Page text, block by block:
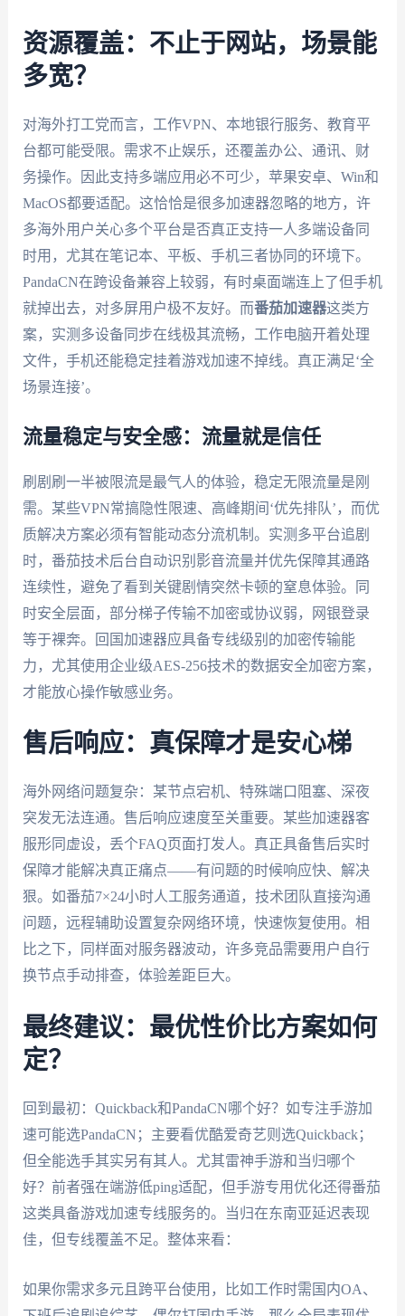
资源覆盖：不止于网站，场景能
多宽？
对海外打工党而言，工作VPN、本地银行服务、教育平
台都可能受限。需求不止娱乐，还覆盖办公、通讯、财
务操作。因此支持多端应用必不可少，苹果安卓、Win和
MacOS都要适配。这恰恰是很多加速器忽略的地方，许
多海外用户关心多个平台是否真正支持一人多端设备同
时用，尤其在笔记本、平板、手机三者协同的环境下。
PandaCN在跨设备兼容上较弱，有时桌面端连上了但手机
就掉出去，对多屏用户极不友好。而番茄加速器这类方
案，实测多设备同步在线极其流畅，工作电脑开着处理
文件，手机还能稳定挂着游戏加速不掉线。真正满足‘全
场景连接’。
流量稳定与安全感：流量就是信任
刷剧刷一半被限流是最气人的体验，稳定无限流量是刚
需。某些VPN常搞隐性限速、高峰期间‘优先排队’，而优
质解决方案必须有智能动态分流机制。实测多平台追剧
时，番茄技术后台自动识别影音流量并优先保障其通路
连续性，避免了看到关键剧情突然卡顿的窒息体验。同
时安全层面，部分梯子传输不加密或协议弱，网银登录
等于裸奔。回国加速器应具备专线级别的加密传输能
力，尤其使用企业级AES-256技术的数据安全加密方案，
才能放心操作敏感业务。
售后响应：真保障才是安心梯
海外网络问题复杂：某节点宕机、特殊端口阻塞、深夜
突发无法连通。售后响应速度至关重要。某些加速器客
服形同虚设，丢个FAQ页面打发人。真正具备售后实时
保障才能解决真正痛点——有问题的时候响应快、解决
狠。如番茄7×24小时人工服务通道，技术团队直接沟通
问题，远程辅助设置复杂网络环境，快速恢复使用。相
比之下，同样面对服务器波动，许多竞品需要用户自行
换节点手动排查，体验差距巨大。
最终建议：最优性价比方案如何
定？
回到最初：Quickback和PandaCN哪个好？如专注手游加
速可能选PandaCN；主要看优酷爱奇艺则选Quickback；
但全能选手其实另有其人。尤其雷神手游和当归哪个
好？前者强在端游低ping适配，但手游专用优化还得番茄
这类具备游戏加速专线服务的。当归在东南亚延迟表现
佳，但专线覆盖不足。整体来看：
如果你需求多元且跨平台使用，比如工作时需国内OA、